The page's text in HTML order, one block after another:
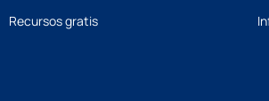
Recursos gratis